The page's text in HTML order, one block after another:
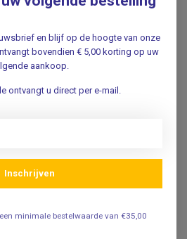
dagelijks gebruikt door
verpleegkundigen,
en EHBO-organisaties.
en blijf op de hoogte van onze
bovendien € 5,00 korting op uw
aankoop.
ontvangt u direct per e-mail.
Inschrijven
minimale bestelwaarde van €35,00